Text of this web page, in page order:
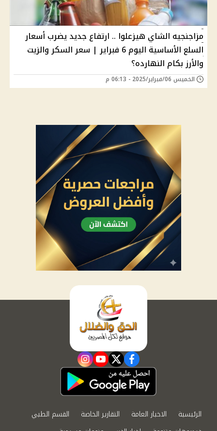
مزاجنجيه الشاي هيزعلوا .. ارتفاع جديد يضرب أسعار
السلع الأساسية اليوم 6 فبراير | سعر السكر والزيت
والأرز بكام النهارده؟
الخميس 06/فبراير/2025 - 06:13 م
facebook
twitter
youtube
instagram
الرئيسية الاخبار العامة التقارير الخاصة
القسم الطبي